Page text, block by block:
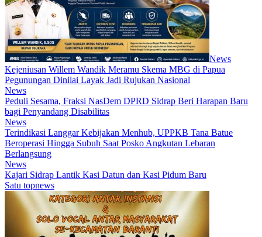
News
Kejeniusan Willem Wandik Meramu Skema MBG di Papua
Pegunungan Dinilai Layak Jadi Rujukan Nasional
News
Peduli Sesama, Fraksi NasDem DPRD Sidrap Beri Harapan Baru
bagi Penyandang Disabilitas
News
Terindikasi Langgar Kebijakan Menhub, UPPKB Tana Batue
Beroperasi Hingga Subuh Saat Posko Angkutan Lebaran
Berlangsung
News
Kajari Sidrap Lantik Kasi Datun dan Kasi Pidum Baru
Satu topnews